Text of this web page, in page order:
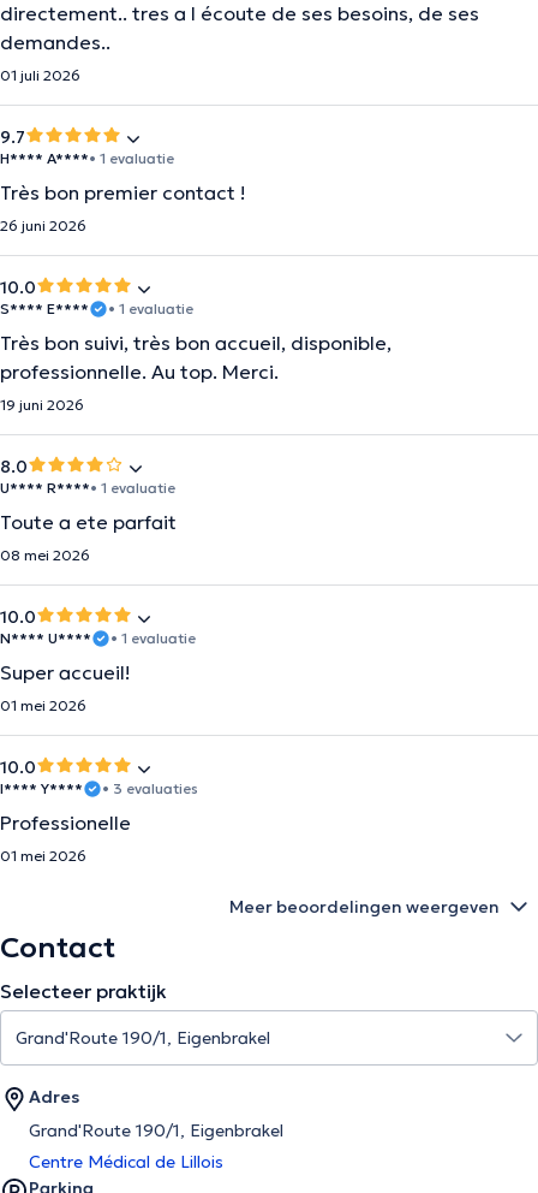
directement.. tres a l écoute de ses besoins, de ses
demandes..
01 juli 2026
9.7
H**** A****• 1 evaluatie
Très bon premier contact !
26 juni 2026
10.0
S**** E**** • 1 evaluatie
Très bon suivi, très bon accueil, disponible,
professionnelle. Au top. Merci.
19 juni 2026
8.0
U**** R****• 1 evaluatie
Toute a ete parfait
08 mei 2026
10.0
N**** U**** • 1 evaluatie
Super accueil!
01 mei 2026
10.0
I**** Y**** • 3 evaluaties
Professionelle
01 mei 2026
Meer beoordelingen weergeven
Contact
Selecteer praktijk
Adres
Grand'Route 190/1, Eigenbrakel
Centre Médical de Lillois
Parking